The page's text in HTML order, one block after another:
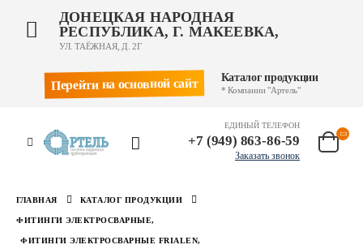
ДОНЕЦКАЯ НАРОДНАЯ
РЕСПУБЛИКА, Г. МАКЕЕВКА,
УЛ. ТАЁЖНАЯ, Д. 2Г
Перейти на основной сайт Каталог продукции
* Компании "Артель"
ЕДИНЫЙ ТЕЛЕФОН
+7 (949) 863-86-59
Заказать звонок
ГЛАВНАЯ КАТАЛОГ ПРОДУКЦИИ
ФИТИНГИ ЭЛЕКТРОСВАРНЫЕ,
ФИТИНГИ ЭЛЕКТРОСВАРНЫЕ FRIALEN,